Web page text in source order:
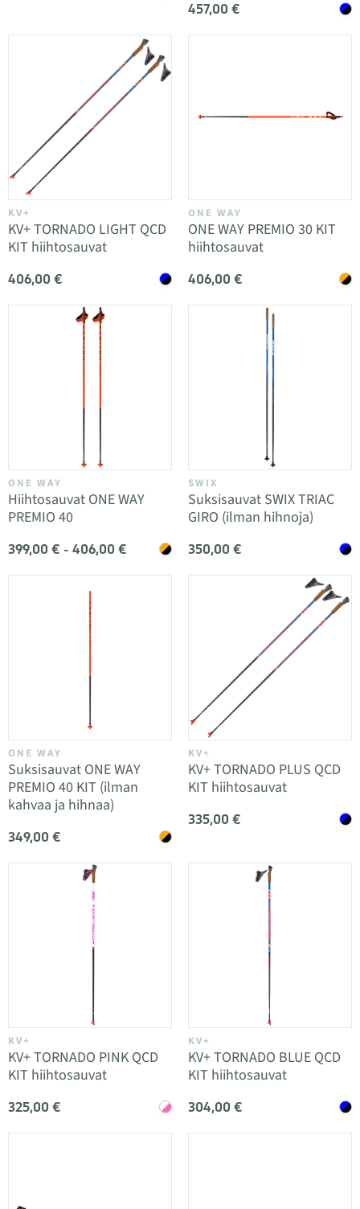
457,00 €
KV+
KV+ TORNADO LIGHT QCD
KIT hiihtosauvat
406,00 €
ONE WAY
ONE WAY PREMIO 30 KIT
hiihtosauvat
406,00 €
ONE WAY
Hiihtosauvat ONE WAY
PREMIO 40
399,00 € - 406,00 €
SWIX
Suksisauvat SWIX TRIAC
GIRO (ilman hihnoja)
350,00 €
ONE WAY
Suksisauvat ONE WAY
PREMIO 40 KIT (ilman
kahvaa ja hihnaa)
349,00 €
KV+
KV+ TORNADO PLUS QCD
KIT hiihtosauvat
335,00 €
KV+
KV+ TORNADO PINK QCD
KIT hiihtosauvat
325,00 €
KV+
KV+ TORNADO BLUE QCD
KIT hiihtosauvat
304,00 €